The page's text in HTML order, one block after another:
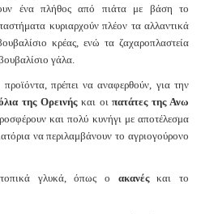
ένα πλήθος από πιάτα με βάση το
κυριαρχούν πλέον τα αλλαντικά
κρέας, ενώ τα ζαχαροπλαστεία
γάλα.
πρέπει να αναφερθούν, για την
της Ορεινήςκαι οιπατάτες της Ανω
και πολύ κυνήγι με αποτέλεσμα
να περιλαμβάνουν το αγριογούρονο
γλυκά, όπως ο ακανέςκαι το